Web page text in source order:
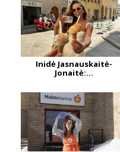
Inidė Jasnauskaitė-
Jonaitė:...